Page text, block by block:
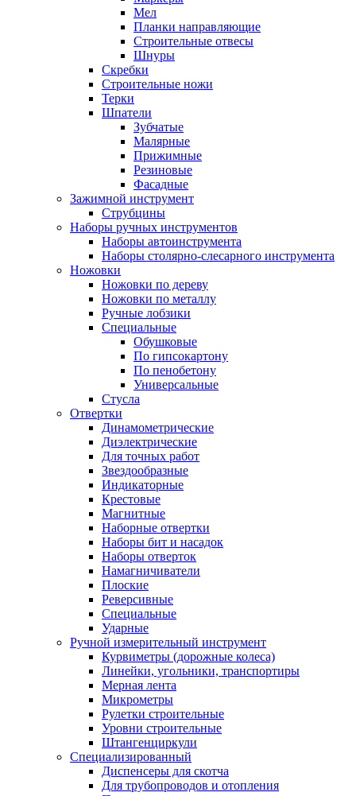
Мел
Планки направляющие
Строительные отвесы
Шнуры
Скребки
Строительные ножи
Терки
Шпатели
Зубчатые
Малярные
Прижимные
Резиновые
Фасадные
Зажимной инструмент
Струбцины
Наборы ручных инструментов
Наборы автоинструмента
Наборы столярно-слесарного инструмента
Ножовки
Ножовки по дереву
Ножовки по металлу
Ручные лобзики
Специальные
Обушковые
По гипсокартону
По пенобетону
Универсальные
Стусла
Отвертки
Динамометрические
Диэлектрические
Для точных работ
Звездообразные
Индикаторные
Крестовые
Магнитные
Наборные отвертки
Наборы бит и насадок
Наборы отверток
Намагничиватели
Плоские
Реверсивные
Специальные
Ударные
Ручной измерительный инструмент
Курвиметры (дорожные колеса)
Линейки, угольники, транспортиры
Мерная лента
Микрометры
Рулетки строительные
Уровни строительные
Штангенциркули
Специализированный
Диспенсеры для скотча
Для трубопроводов и отопления